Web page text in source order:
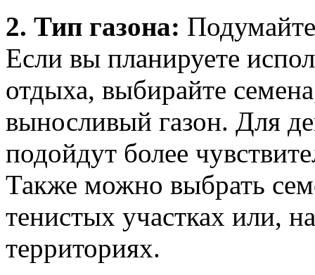
2. Тип газона:
Если вы планируете
отдыха, выбирайте
выносливый газон. Для
подойдут более
Также можно выбрать
тенистых участках или,
территориях.